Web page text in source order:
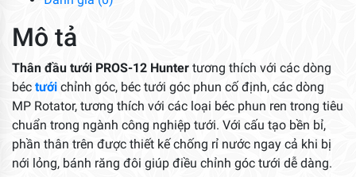
Mô tả
Thân đầu tưới PROS-12 Hunter tương thích với các dòng
béc tưới chỉnh góc, béc tưới góc phun cố định, các dòng
MP Rotator, tương thích với các loại béc phun ren trong tiêu
chuẩn trong ngành công nghiệp tưới. Với cấu tạo bền bỉ,
phần thân trên được thiết kế chống rỉ nước ngay cả khi bị
nới lỏng, bánh răng đôi giúp điều chỉnh góc tưới dễ dàng.